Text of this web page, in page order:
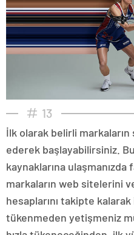
13
İlk olarak belirli
ederek başlayabilirsiniz.
kaynaklarına
markaların web sitelerini
hesaplarını takipte
tükenmeden yetişmeniz